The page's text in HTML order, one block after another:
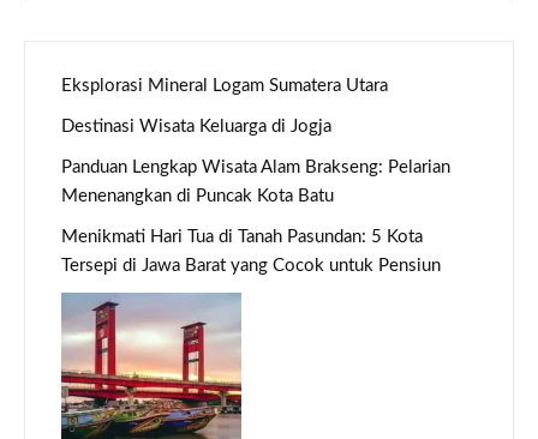
Eksplorasi Mineral Logam Sumatera Utara
Destinasi Wisata Keluarga di Jogja
Panduan Lengkap Wisata Alam Brakseng: Pelarian
Menenangkan di Puncak Kota Batu
Menikmati Hari Tua di Tanah Pasundan: 5 Kota
Tersepi di Jawa Barat yang Cocok untuk Pensiun